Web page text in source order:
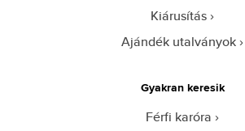
Kiárusítás
Ajándék utalványok
Gyakran keresik
Férfi karóra